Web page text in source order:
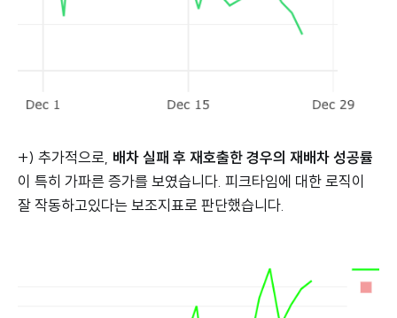
+) 추가적으로, 배차 실패 후 재호출한 경우의 재배차 성공률
이 특히 가파른 증가를 보였습니다. 피크타임에 대한 로직이
잘 작동하고있다는 보조지표로 판단했습니다.